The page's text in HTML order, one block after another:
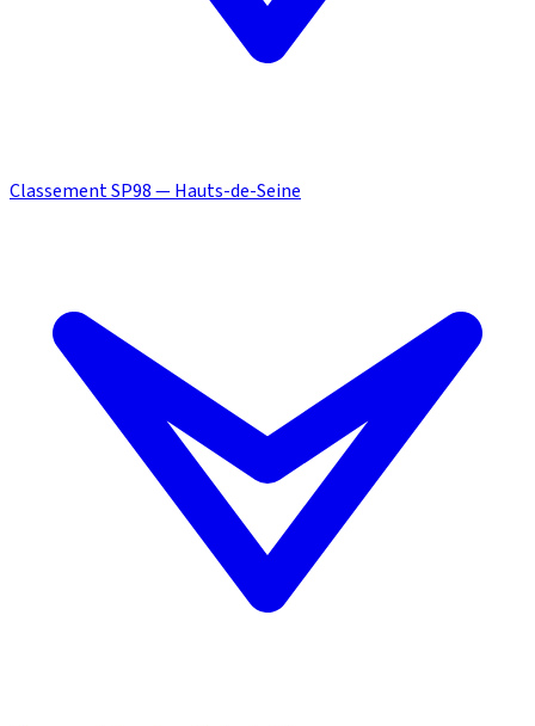
Classement SP98 — Hauts-de-Seine